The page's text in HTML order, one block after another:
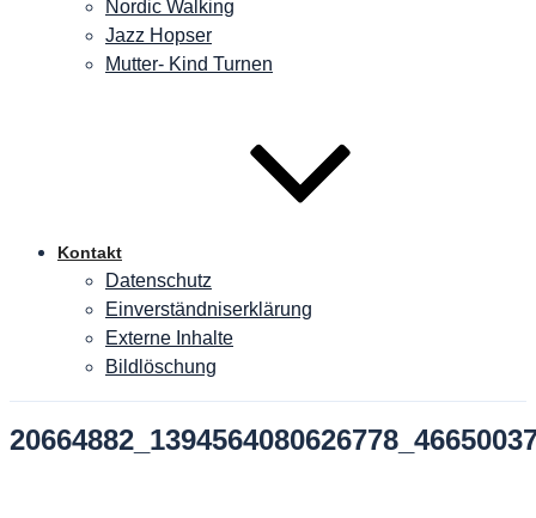
Nordic Walking
Jazz Hopser
Mutter- Kind Turnen
Kontakt
Datenschutz
Einverständniserklärung
Externe Inhalte
Bildlöschung